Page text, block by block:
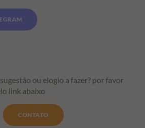
ou elogio a fazer? por favor
link abaixo
CONTATO